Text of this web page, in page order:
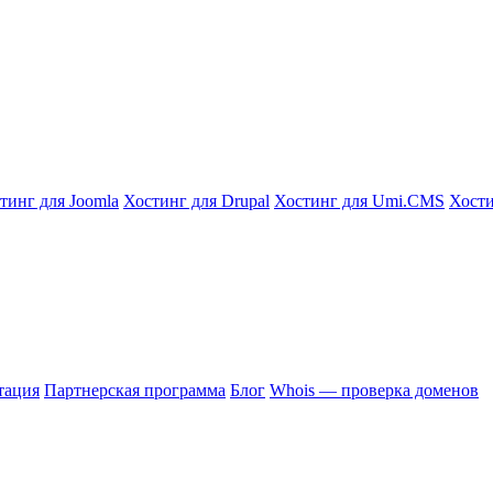
для Joomla Хостинг для Drupal Хостинг для Umi.CMS
Партнерская программа Блог Whois — проверка доменов